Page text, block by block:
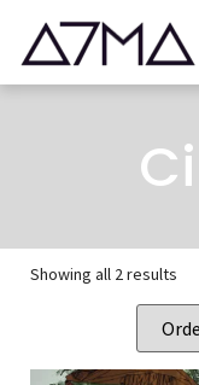
Showing all 2 results